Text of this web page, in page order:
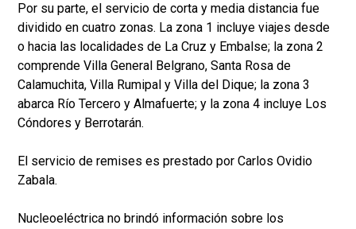
Por su parte, el servicio de corta y media distancia fue
dividido en cuatro zonas. La zona 1 incluye viajes desde
o hacia las localidades de La Cruz y Embalse; la zona 2
comprende Villa General Belgrano, Santa Rosa de
Calamuchita, Villa Rumipal y Villa del Dique; la zona 3
abarca Río Tercero y Almafuerte; y la zona 4 incluye Los
Cóndores y Berrotarán.
El servicio de remises es prestado por Carlos Ovidio
Zabala.
Nucleoeléctrica no brindó información sobre los